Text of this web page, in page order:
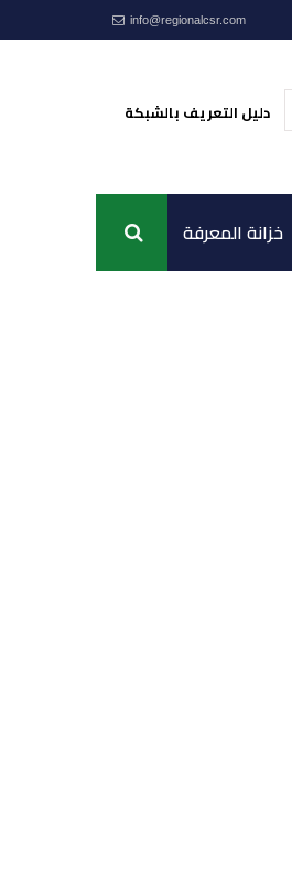
info@regionalcsr.com
دليل التعريف بالشبكة
خزانة المعرفة اتصل بنا